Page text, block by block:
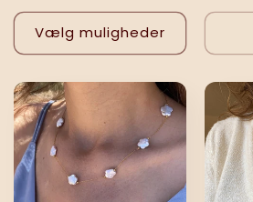
Vælg muligheder